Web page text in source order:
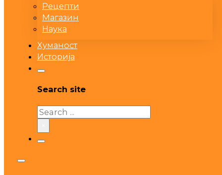
Рецепти
Магазин
Наука
Хуманост
Историја
Search site
Search